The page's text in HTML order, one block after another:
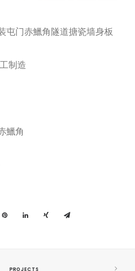
屯门赤鱲角隧道搪瓷墙身板
制造
鱲角
PROJECTS